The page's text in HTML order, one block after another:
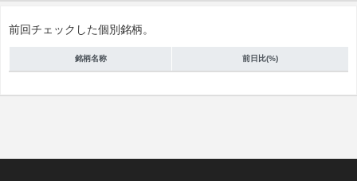
前回チェックした個別銘柄。
銘柄名称 前日比(%)